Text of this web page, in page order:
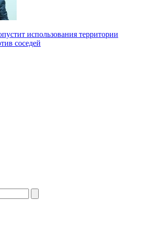
использования территории
соседей